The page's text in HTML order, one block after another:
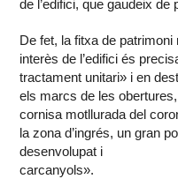
de l’edifici, que gaudeix
De fet, la fitxa de patrimoni
interès de l’edifici és
tractament unitari» i en
els marcs de les
cornisa motllurada del
la zona d’ingrés, un gran
desenvolupat i
carcanyols».